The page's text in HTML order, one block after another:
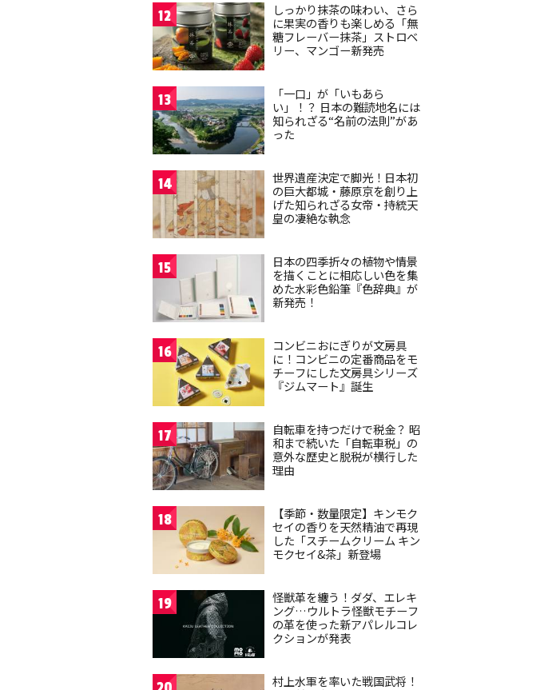
12
しっかり抹茶の味わい、さら
に果実の香りも楽しめる「無
糖フレーバー抹茶」ストロベ
リー、マンゴー新発売
13
「一口」が「いもあら
い」！？ 日本の難読地名には
知られざる“名前の法則”があ
った
14
世界遺産決定で脚光！日本初
の巨大都城・藤原京を創り上
げた知られざる女帝・持統天
皇の凄絶な執念
15
日本の四季折々の植物や情景
を描くことに相応しい色を集
めた水彩色鉛筆『色辞典』が
新発売！
16
コンビニおにぎりが文房具
に！コンビニの定番商品をモ
チーフにした文房具シリーズ
『ジムマート』誕生
17
自転車を持つだけで税金？ 昭
和まで続いた「自転車税」の
意外な歴史と脱税が横行した
理由
18
【季節・数量限定】キンモク
セイの香りを天然精油で再現
した「スチームクリーム キン
モクセイ&茶」新登場
19
怪獣革を纏う！ダダ、エレキ
ング…ウルトラ怪獣モチーフ
の革を使った新アパレルコレ
クションが発表
村上水軍を率いた戦国武将！